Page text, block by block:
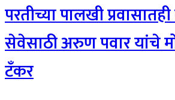
परतीच्या पालखी
सेवेसाठी अरुण पवार यांचे
टँकर